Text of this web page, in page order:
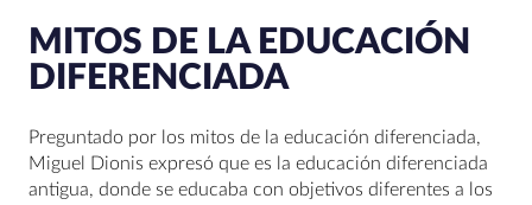
MITOS DE LA EDUCACIÓN
DIFERENCIADA
Preguntado por los mitos de la educación diferenciada,
Miguel Dionis expresó que es la educación diferenciada
antigua, donde se educaba con objetivos diferentes a los